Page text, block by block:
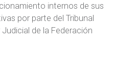
internos de sus
por parte del Tribunal
de la Federación